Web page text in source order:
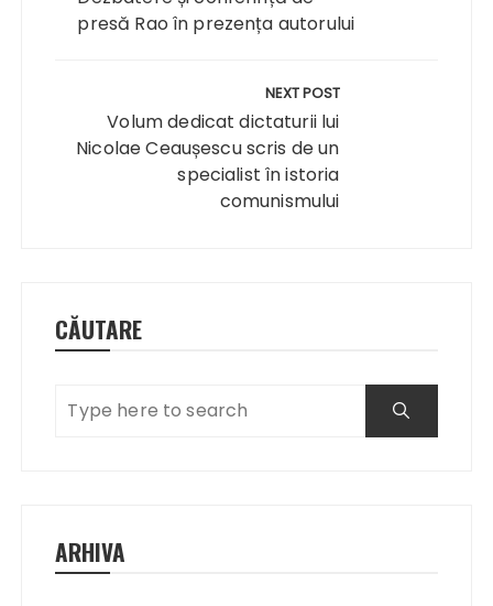
presă Rao în prezența autorului
NEXT POST
Volum dedicat dictaturii lui
Nicolae Ceaușescu scris de un
specialist în istoria
comunismului
CĂUTARE
ARHIVA